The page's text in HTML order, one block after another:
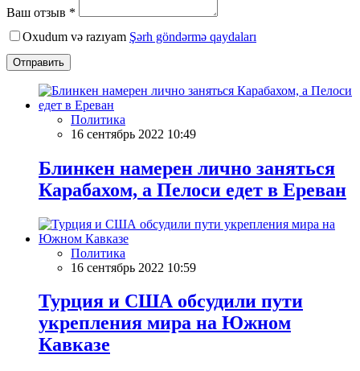
Ваш отзыв *
Oxudum və razıyam Şərh göndərmə qaydaları
Отправить
Политика
16 сентябрь 2022 10:49
Блинкен намерен лично заняться
Карабахом, а Пелоси едет в Ереван
Политика
16 сентябрь 2022 10:59
Турция и США обсудили пути
укрепления мира на Южном
Кавказе